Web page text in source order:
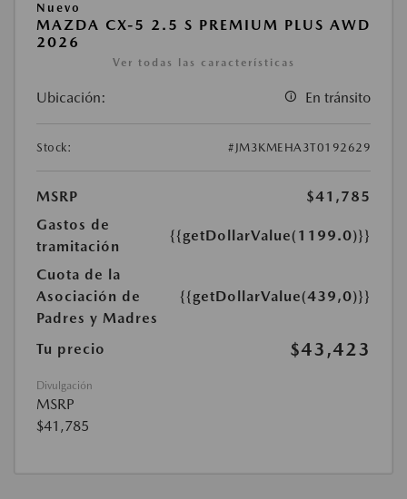
Nuevo
MAZDA CX-5 2.5 S PREMIUM PLUS AWD
2026
Ver todas las características
Ubicación: En tránsito
Stock: #JM3KMEHA3T0192629
MSRP
$41,785
Gastos de
tramitación
{{getDollarValue(1199.0)}}
Cuota de la
Asociación de
Padres y Madres
{{getDollarValue(439,0)}}
Tu precio $43,423
Divulgación
MSRP
$41,785